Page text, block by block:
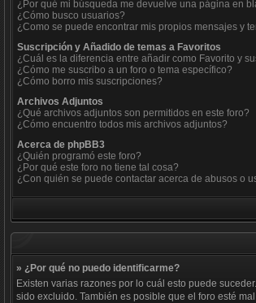
¿Por qué mi búsqueda me devuelve una página en
¿Cómo busco usuarios?
¿Como se puede encontrar mis propios mensajes y
Suscripción y Añadido de temas a Favoritos
¿Cuál es la diferencia entre añadir como Favorito y
¿Cómo me suscribo a un foro o tema específico?
¿Cómo borro mis suscripciones?
Archivos Adjuntos
¿Qué archivos adjuntos son permitidos en este foro?
¿Cómo encuentro todos mis archivos adjuntos?
Acerca de phpBB3
¿Quién programó este foro?
¿Por qué este foro no tiene tal cosa?
¿Con quién se puede contactar acerca de abusos o
» ¿Por qué no puedo identificarme?
Existen varias razones por lo cuál esto puede
sido excluido. También es posible que el foro esté